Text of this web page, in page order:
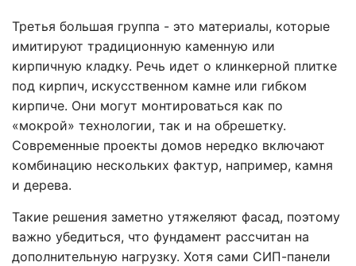
Третья большая группа - это материалы, которые
имитируют традиционную каменную или
кирпичную кладку. Речь идет о клинкерной плитке
под кирпич, искусственном камне или гибком
кирпиче. Они могут монтироваться как по
«мокрой» технологии, так и на обрешетку.
Современные проекты домов нередко включают
комбинацию нескольких фактур, например, камня
и дерева.
Такие решения заметно утяжеляют фасад, поэтому
важно убедиться, что фундамент рассчитан на
дополнительную нагрузку. Хотя сами СИП-панели